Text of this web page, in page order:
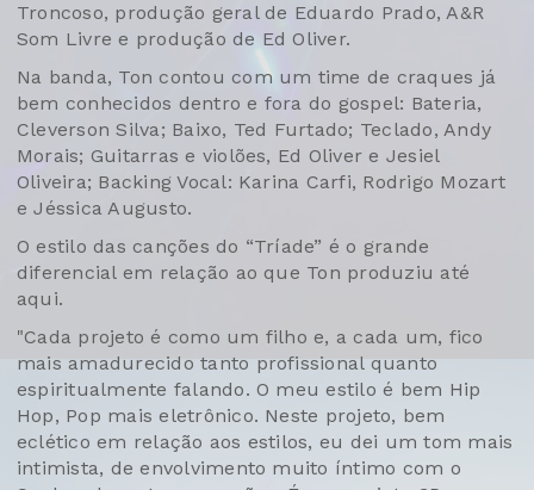
Troncoso, produção geral de Eduardo Prado, A&R
Som Livre e produção de Ed Oliver.
Na banda, Ton contou com um time de craques já
bem conhecidos dentro e fora do gospel: Bateria,
Cleverson Silva; Baixo, Ted Furtado; Teclado, Andy
Morais; Guitarras e violões, Ed Oliver e Jesiel
Oliveira; Backing Vocal: Karina Carfi, Rodrigo Mozart
e Jéssica Augusto.
O estilo das canções do “Tríade” é o grande
diferencial em relação ao que Ton produziu até
aqui.
"Cada projeto é como um filho e, a cada um, fico
mais amadurecido tanto profissional quanto
espiritualmente falando. O meu estilo é bem Hip
Hop, Pop mais eletrônico. Neste projeto, bem
eclético em relação aos estilos, eu dei um tom mais
intimista, de envolvimento muito íntimo com o